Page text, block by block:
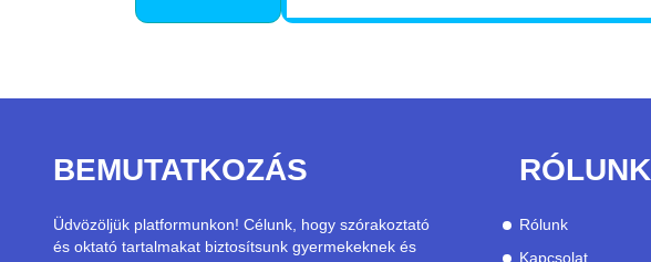
BEMUTATKOZÁS
Üdvözöljük platformunkon! Célunk, hogy szórakoztató
és oktató tartalmakat biztosítsunk gyermekeknek és
RÓLUNK
Rólunk
Kapcsolat